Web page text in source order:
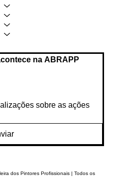
na ABRAPP
sobre as ações
dos Pintores Profissionais | Todos os